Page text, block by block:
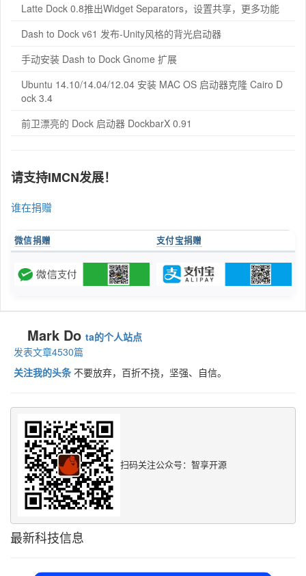
Latte Dock 0.8推出Widget Separators，设置共享，更多功能
Dash to Dock v61 发布-Unity风格的背光启动器
手动安装 Dash to Dock Gnome 扩展
Ubuntu 14.10/14.04/12.04 安装 MAC OS 启动器克隆 Cairo D
ock 3.4
前卫漂亮的 Dock 启动器 DockbarX 0.91
请支持IMCN发展！
谁在捐赠
微信捐赠 支付宝捐赠
Mark Do ta的个人站点
发表文章4530篇
关注我的头条 不要放弃，百折不挠，坚强、自信。
扫码关注公众号：智享开源
最新科技信息